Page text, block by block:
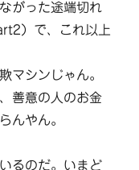
がった途端切れ
）で、これ以上
マシンじゃん。
善意の人のお金
んやん。
るのだ。いまど